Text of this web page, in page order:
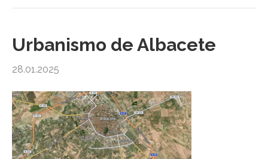
Urbanismo de Albacete
28.01.2025